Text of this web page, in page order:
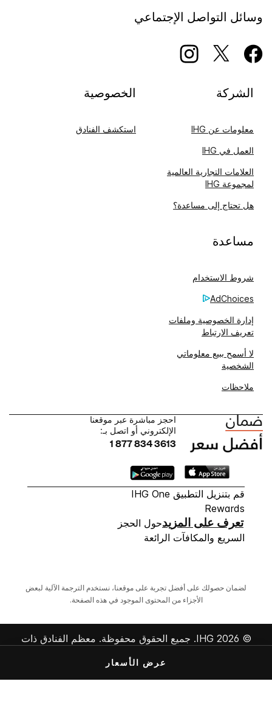
عرض الأسعار
وسائل التواصل الإجتماعي
الشركة
معلومات عن IHG
العمل في IHG
العلامات التجارية العالمية
لمجموعة IHG
هل تحتاج إلى مساعدة؟
الخصوصية
استكشف الفنادق
مساعدة
شروط الاستخدام
AdChoices
إدارة الخصوصية وملفات
تعريف الارتباط
لا أسمح ببيع معلوماتي
الشخصية
ملاحظات
احجز مباشرة عبر موقعنا
الإلكتروني أو اتصل بـ:
1 877 834 3613
قم بتنزيل التطبيق IHG One
Rewards
تعرف على المزيدحول الحجز
السريع والمكافآت الرائعة
لضمان حصولك على أفضل تجربة على موقعنا، نستخدم الترجمة الآلية لبعض
الأجزاء من المحتوى الموجود في هذه الصفحة.
© 2026 IHG. ‫جميع الحقوق محفوظة.‬ معظم الفنادق ذات